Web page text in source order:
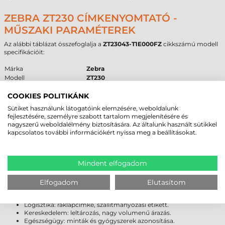
ZEBRA ZT230 CÍMKENYOMTATÓ -
MŰSZAKI PARAMÉTEREK
Az alábbi táblázat összefoglalja a ZT23043-T1E000FZ cikkszámú modell
specifikációit:
Márka
Zebra
Modell
ZT230
Felbontás
300 dpi
Max. tekercsátmérő
200 mm
Cséveméret
25 mm,40 mm,76 mm
Interfész
USB,RS232
Garancia
12 hónap(készülék),6 hónap(fej)
FELHASZNÁLÁSI TERÜLETEK ÉS „MIKOR
NEM EZ A MEGFELELŐ VÁLASZTÁS?”
Zebra ZT230 címkenyomtató
optimális választás a következő
területeken:
Logisztika: raklapcímke, szállítmányozási etikett.
Kereskedelem: leltározás, nagy volumenű árazás.
Egészségügy: minták és gyógyszerek azonosítása.
COOKIES POLITIKÁNK
Sütiket használunk látogatóink elemzésére, weboldalunk
fejlesztésére, személyre szabott tartalom megjelenítésére és
nagyszerű weboldalélmény biztosítására. Az általunk használt sütikkel
kapcsolatos további információkért nyissa meg a beállításokat.
Mindent elfogadom
Elfogadom Elutasítom